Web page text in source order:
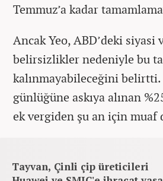
Temmuz’a kadar
Ancak Yeo, ABD’deki siyasi
belirsizlikler nedeniyle bu
kalınmayabileceğini belirtti.
günlüğüne askıya alınan
ek vergiden şu an için muaf
Tayvan, Çinli çip üreticileri